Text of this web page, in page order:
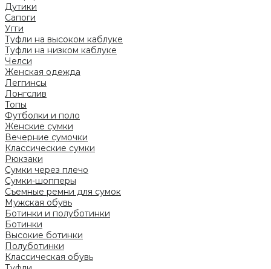
Дутики
Сапоги
Угги
Туфли на высоком каблуке
Туфли на низком каблуке
Челси
Женская одежда
Леггинсы
Лонгслив
Топы
Футболки и поло
Женские сумки
Вечерние сумочки
Классические сумки
Рюкзаки
Сумки через плечо
Сумки-шопперы
Съемные ремни для сумок
Мужская обувь
Ботинки и полуботинки
Ботинки
Высокие ботинки
Полуботинки
Классическая обувь